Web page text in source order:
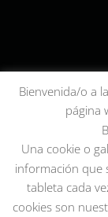
Bienvenida/o a
página
Una cookie o
información que
tableta cada
cookies son